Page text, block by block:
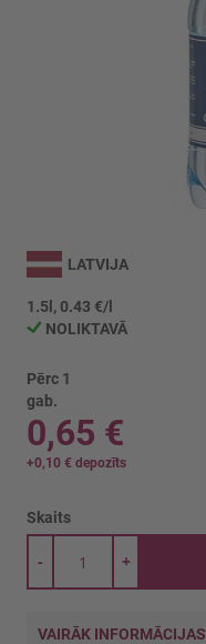
uz
galerijas
sākumu
LATVIJA
1.5l, 0.43 €/l
NOLIKTAVĀ
Pērc 1
gab.
0,65 €
+0,10 € depozīts
Skaits
+
-
VAIRĀK INFORMĀCIJAS